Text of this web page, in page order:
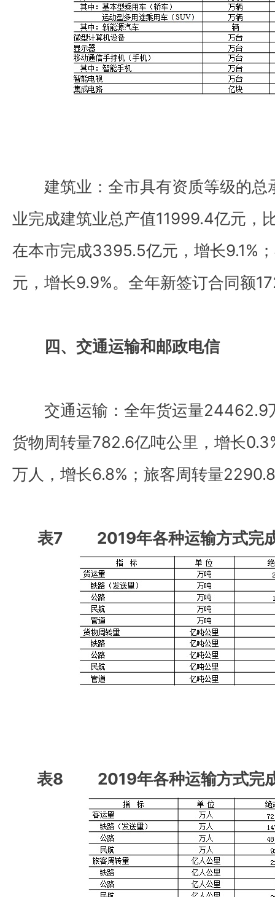
建筑业：全市具有资质等级的总
业完成建筑业总产值11999.4亿元，
在本市完成3395.5亿元，增长9.1%
元，增长9.9%。全年新签订合同额
四、交通运输和邮政电信
交通运输：全年货运量24462.9
货物周转量782.6亿吨公里，增长
万人，增长6.8%；旅客周转量
表7 2019年各种运输方式完成
表8 2019年各种运输方式完成